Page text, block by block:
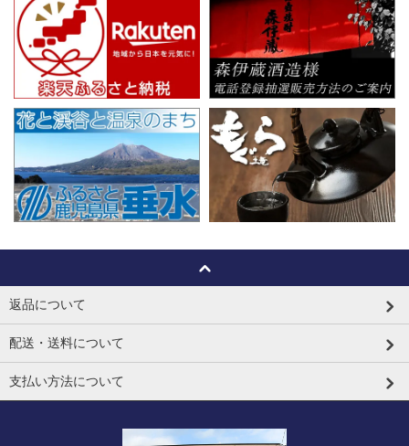
返品について
配送・送料について
支払い方法について